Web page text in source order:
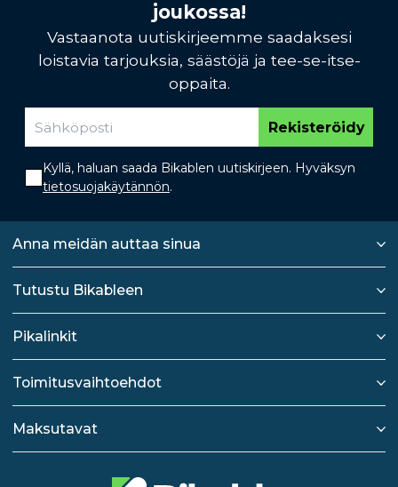
joukossa!
Vastaanota uutiskirjeemme saadaksesi
loistavia tarjouksia, säästöjä ja tee-se-itse-
oppaita.
Rekisteröidy
Kyllä, haluan saada Bikablen uutiskirjeen. Hyväksyn
tietosuojakäytännön.
Anna meidän auttaa sinua
Tutustu Bikableen
Pikalinkit
Toimitusvaihtoehdot
Maksutavat